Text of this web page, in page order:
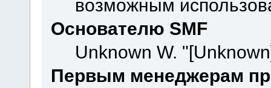
возможным
Основателю SMF
Unknown W.
Первым менеджерам